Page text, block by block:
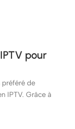
pour
préféré de
IPTV. Grâce à